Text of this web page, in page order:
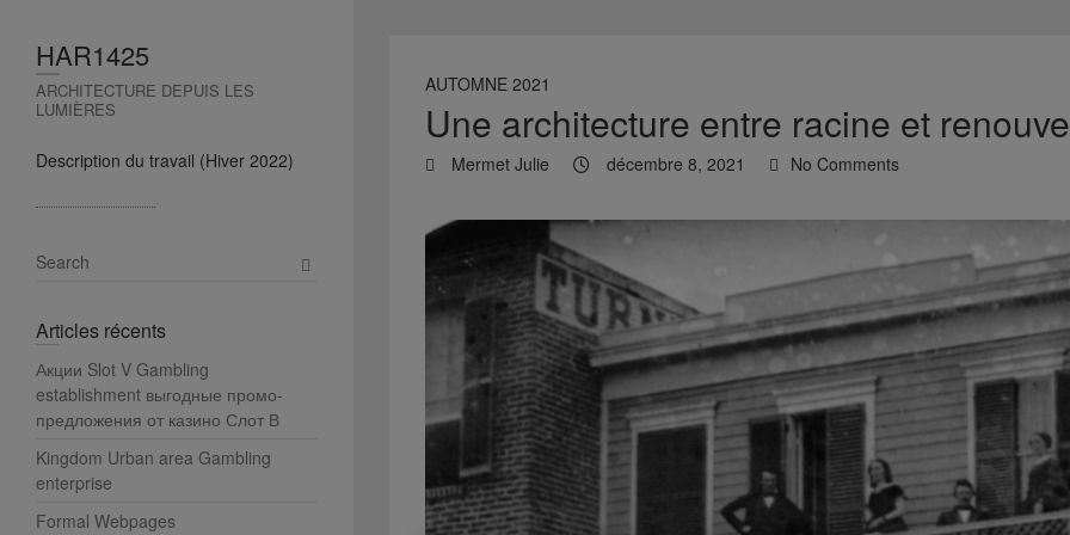
HAR1425
ARCHITECTURE DEPUIS LES
LUMIÈRES
Description du travail (Hiver 2022)
AUTOMNE 2021
Une architecture entre racine et
Mermet Julie décembre 8, 2021 No Comments
S
r
h
Articles récents
Акции Slot V Gambling
establishment выгодные промо-
предложения от казино Слот В
Kingdom Urban area Gambling
enterprise
Formal Webpages